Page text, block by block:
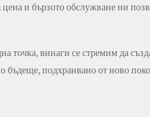
и бързото обслужване ни
точка, винаги се стремим да
бъдеще, подхранвано от ново